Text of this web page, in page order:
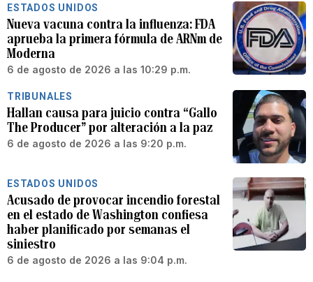
ESTADOS UNIDOS
Nueva vacuna contra la influenza: FDA
aprueba la primera fórmula de ARNm de
Moderna
6 de agosto de 2026 a las 10:29 p.m.
TRIBUNALES
Hallan causa para juicio contra “Gallo
The Producer” por alteración a la paz
6 de agosto de 2026 a las 9:20 p.m.
ESTADOS UNIDOS
Acusado de provocar incendio forestal
en el estado de Washington confiesa
haber planificado por semanas el
siniestro
6 de agosto de 2026 a las 9:04 p.m.